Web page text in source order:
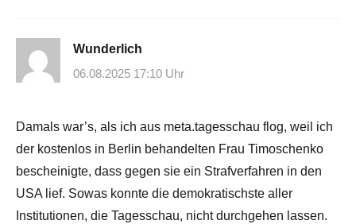
Wunderlich
06.08.2025 17:10 Uhr
Damals war’s, als ich aus meta.tagesschau flog, weil ich
der kostenlos in Berlin behandelten Frau Timoschenko
bescheinigte, dass gegen sie ein Strafverfahren in den
USA lief. Sowas konnte die demokratischste aller
Institutionen, die Tagesschau, nicht durchgehen lassen.